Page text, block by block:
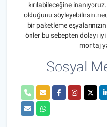
kırılabileceğine
olduğunu
bir paketleme
önler bu sebepten dolayı
montaj
Sosyal